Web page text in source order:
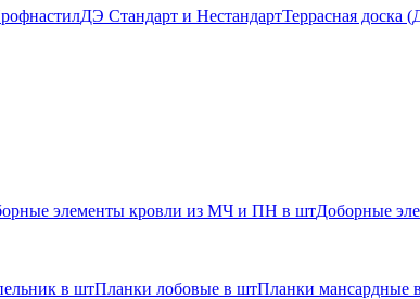
ДЭ Стандарт и НестандартТеррасная доска
элементы кровли из МЧ и ПН в штДоборные
в штПланки лобовые в штПланки мансардные